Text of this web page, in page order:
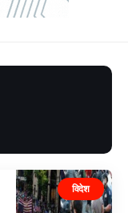
विदेश